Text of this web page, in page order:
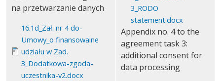
na przetwarzanie danych
16.1d_Zał. nr 4 do-
Umowy_o finansowaine
udziału w Zad.
3_Dodatkowa-zgoda-
uczestnika-v2.docx
3_RODO
statement.docx
Appendix no. 4 to the
agreement task 3:
additional consent for
data processing